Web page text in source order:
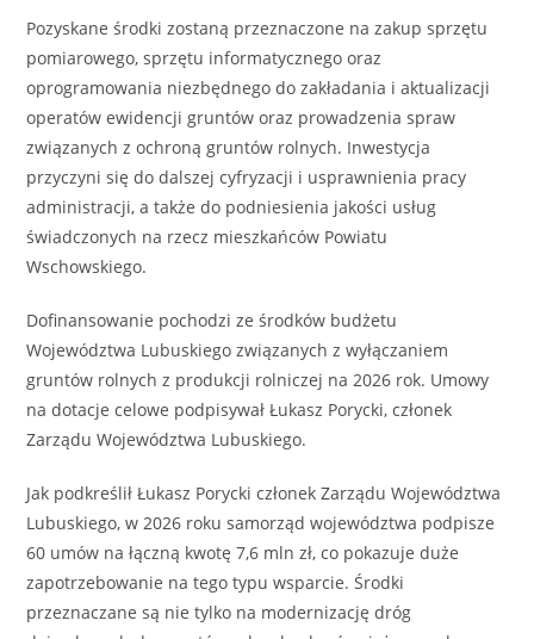
Pozyskane środki zostaną przeznaczone na zakup sprzętu
pomiarowego, sprzętu informatycznego oraz
oprogramowania niezbędnego do zakładania i aktualizacji
operatów ewidencji gruntów oraz prowadzenia spraw
związanych z ochroną gruntów rolnych. Inwestycja
przyczyni się do dalszej cyfryzacji i usprawnienia pracy
administracji, a także do podniesienia jakości usług
świadczonych na rzecz mieszkańców Powiatu
Wschowskiego.
Dofinansowanie pochodzi ze środków budżetu
Województwa Lubuskiego związanych z wyłączaniem
gruntów rolnych z produkcji rolniczej na 2026 rok. Umowy
na dotacje celowe podpisywał Łukasz Porycki, członek
Zarządu Województwa Lubuskiego.
Jak podkreślił Łukasz Porycki członek Zarządu Województwa
Lubuskiego, w 2026 roku samorząd województwa podpisze
60 umów na łączną kwotę 7,6 mln zł, co pokazuje duże
zapotrzebowanie na tego typu wsparcie. Środki
przeznaczane są nie tylko na modernizację dróg